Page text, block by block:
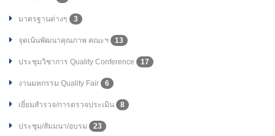
มาตรฐานต่างๆ 3
จุดเน้นพัฒนาคุณภาพ คณะฯ 13
ประชุมวิชาการ Quality Conference 17
งานมหกรรม Quality Fair 6
เยี่ยมสำรวจ/การตรวจประเมิน 8
ประชุม/สัมมนา/อบรม 23